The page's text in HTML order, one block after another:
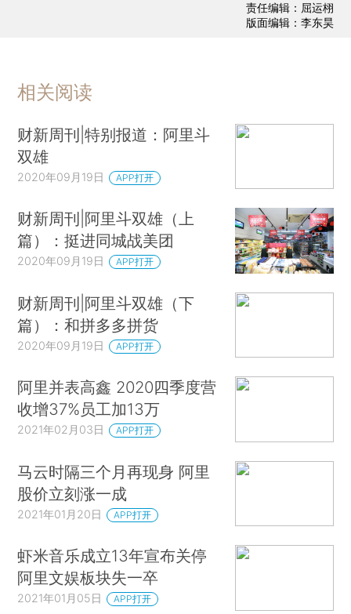
责任编辑：屈运栩
版面编辑：李东昊
相关阅读
财新周刊|特别报道：阿里斗
双雄
2020年09月19日 APP打开
财新周刊|阿里斗双雄（上
篇）：挺进同城战美团
2020年09月19日 APP打开
财新周刊|阿里斗双雄（下
篇）：和拼多多拼货
2020年09月19日 APP打开
阿里并表高鑫 2020四季度营
收增37%员工加13万
2021年02月03日 APP打开
马云时隔三个月再现身 阿里
股价立刻涨一成
2021年01月20日 APP打开
虾米音乐成立13年宣布关停
阿里文娱板块失一卒
2021年01月05日 APP打开